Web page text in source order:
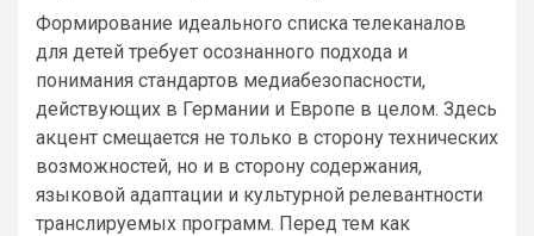
Формирование идеального списка телеканалов
для детей требует осознанного подхода и
понимания стандартов медиабезопасности,
действующих в Германии и Европе в целом. Здесь
акцент смещается не только в сторону технических
возможностей, но и в сторону содержания,
языковой адаптации и культурной релевантности
транслируемых программ. Перед тем как